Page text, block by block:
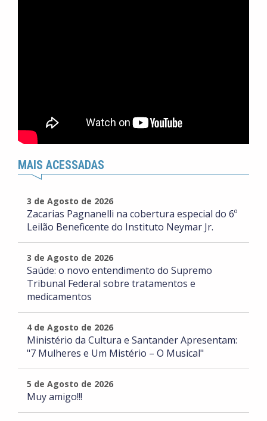
MAIS ACESSADAS
3 de Agosto de 2026
Zacarias Pagnanelli na cobertura especial do 6º
Leilão Beneficente do Instituto Neymar Jr.
3 de Agosto de 2026
Saúde: o novo entendimento do Supremo
Tribunal Federal sobre tratamentos e
medicamentos
4 de Agosto de 2026
Ministério da Cultura e Santander Apresentam:
"7 Mulheres e Um Mistério – O Musical"
5 de Agosto de 2026
Muy amigo!!!